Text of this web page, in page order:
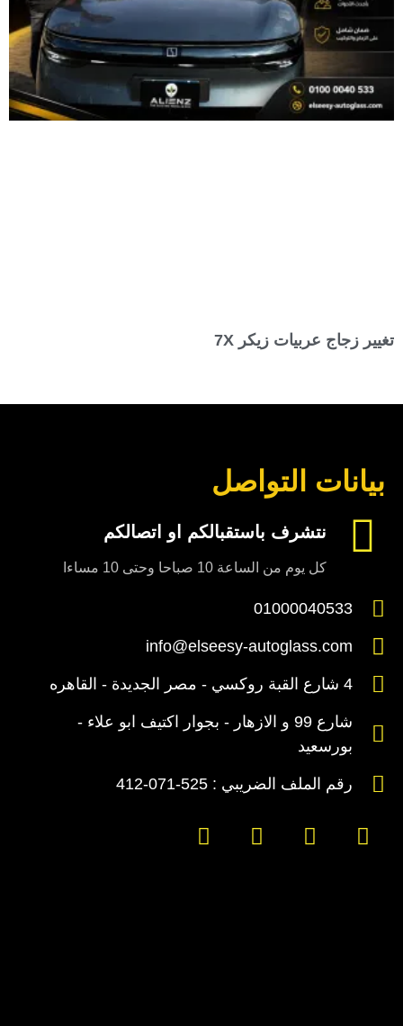
تغيير زجاج عربيات زيكر 7X
بيانات التواصل
نتشرف باستقبالكم او اتصالكم
كل يوم من الساعة 10 صباحا وحتى 10 مساءا
01000040533
info@elseesy-autoglass.com
4 شارع القبة روكسي - مصر الجديدة - القاهره
شارع 99 و الازهار - بجوار اكتيف ابو علاء -
بورسعيد
رقم الملف الضريبي : 525-071-412